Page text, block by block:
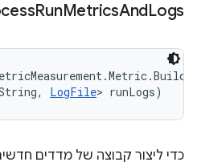
RunMetricsAndLogs
LogFile> runLogs)
כדי ליצור קבוצה של מדדים